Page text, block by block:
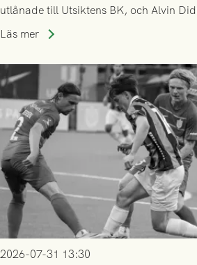
utlånade till Utsiktens BK, och Alvin
speltid i Hestrafors genom
Läs mer
2026-07-31 13:30